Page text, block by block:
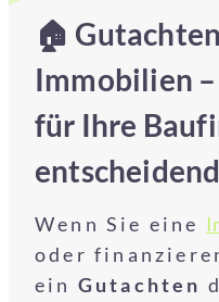
🏠
Immobilien
für Ihre
Wenn Sie eine
oder
ein Gutachten